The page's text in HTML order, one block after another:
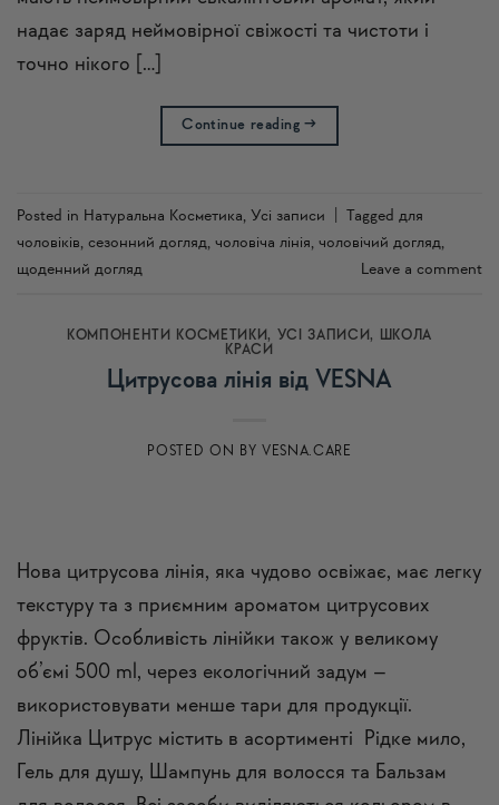
надає заряд неймовірної свіжості та чистоти і
точно нікого […]
Continue reading→
Posted in Натуральна Косметика, Усi записи Tagged для
чоловіків, сезонний догляд, чоловіча лінія, чоловічий догляд,
щоденний догляд
Leave a comment
КОМПОНЕНТИ КОСМЕТИКИ , УСI ЗАПИСИ ,
ШКОЛА
КРАСИ
Цитрусова лінія від VESNA
POSTED ON BY VESNA.CARE
Нова цитрусова лінія, яка чудово освіжає, має легку
текстуру та з приємним ароматом цитрусових
фруктів. Особливість лінійки також у великому
об’ємі 500 ml, через екологічний задум –
використовувати менше тари для продукції.
Лінійка Цитрус містить в асортименті Рідке мило,
Гель для душу, Шампунь для волосся та Бальзам